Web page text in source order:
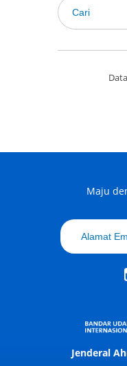
Maju
Jenderal